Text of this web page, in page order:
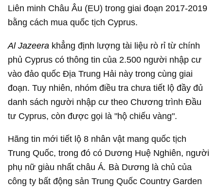
Liên minh Châu Âu (EU) trong giai đoạn 2017-2019
bằng cách mua quốc tịch Cyprus.
Al Jazeera khẳng định lượng tài liệu rò rỉ từ chính
phủ Cyprus có thông tin của 2.500 người nhập cư
vào đảo quốc Địa Trung Hải này trong cùng giai
đoạn. Tuy nhiên, nhóm điều tra chưa tiết lộ đầy đủ
danh sách người nhập cư theo Chương trình Đầu
tư Cyprus, còn được gọi là "hộ chiếu vàng".
Hãng tin mới tiết lộ 8 nhân vật mang quốc tịch
Trung Quốc, trong đó có Dương Huệ Nghiên, người
phụ nữ giàu nhất châu Á. Bà Dương là chủ của
công ty bất động sản Trung Quốc Country Garden